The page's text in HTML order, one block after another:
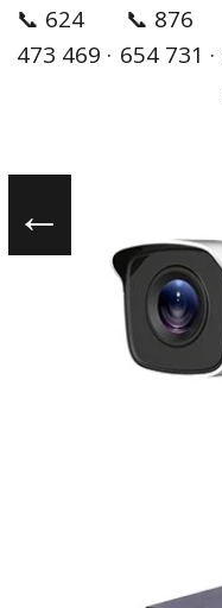
📞 624
473 469 ·
📞 876
654 731 ·
←